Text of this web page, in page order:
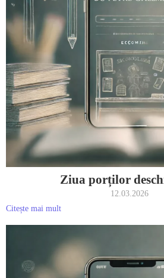
Ziua porților
12.03.2026
Citește mai mult